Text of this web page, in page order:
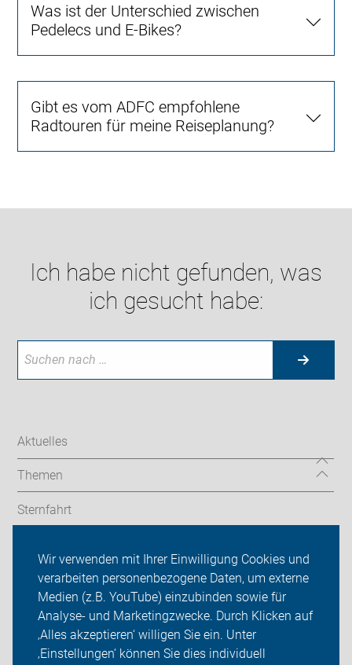
Wir verwenden mit Ihrer Einwilligung Cookies und
verarbeiten personenbezogene Daten, um externe
Medien (z.B. YouTube) einzubinden sowie für
Analyse- und Marketingzwecke. Durch Klicken auf
‚Alles akzeptieren‘ willigen Sie ein. Unter
‚Einstellungen‘ können Sie dies individuell
Was ist der Unterschied zwischen
Pedelecs und E-Bikes?
Gibt es vom ADFC empfohlene
Radtouren für meine Reiseplanung?
Ich habe nicht gefunden, was
ich gesucht habe:
Aktuelles
Themen
Sternfahrt
ADFC Berlin
Sei dabei
Presse